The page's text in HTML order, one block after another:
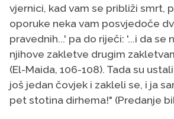
vjernici, kad vam se približi smrt,
oporuke neka vam posvjedoče
pravednih...' pa do riječi: '...i da se
njihove zakletve drugim
(El-Maida, 106-108). Tada su
još jedan čovjek i zakleli se, i ja
pet stotina dirhema!" (Predanje